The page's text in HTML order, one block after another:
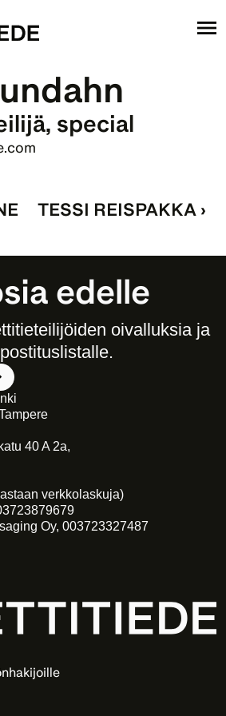
special
TESSI REISPAKKA ›
edelle
oivalluksia ja
40 A 2a,
verkkolaskuja)
Oy, 003723327487